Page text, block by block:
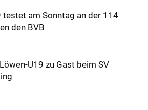
testet am Sonntag an der 114
den BVB
U19 zu Gast beim SV